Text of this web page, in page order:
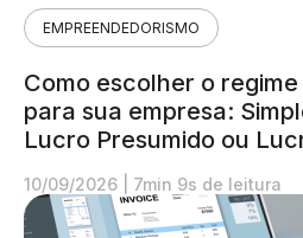
EMPREENDEDORISMO
Como escolher o
para sua empresa:
Lucro Presumido ou
10/09/2026 7min 9s de leitura